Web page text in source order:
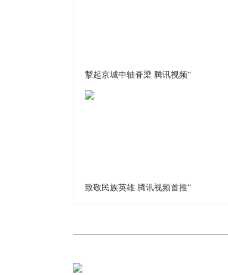
掣起京城中轴脊梁 腾讯视频“
致敬民族英雄 腾讯视频首推“